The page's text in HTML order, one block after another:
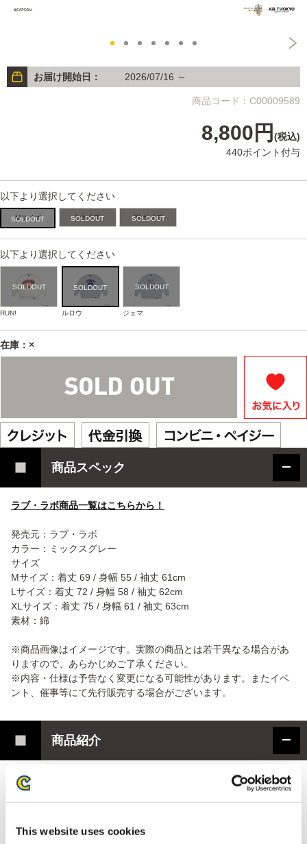
This website uses cookies
お届け開始日： 2026/07/16 ～
商品コード：C00009589
8,800円 (税込)
440ポイント付与
以下より選択してください
Mサイズ Lサイズ XLサイズ
以下より選択してください
RUN! ルロウ ジェマ
在庫：×
商品スペック
ラブ・ラボ商品一覧はこちらから！
発売元：ラブ・ラボ
カラー：ミックスグレー
サイズ
Mサイズ：着丈 69 / 身幅 55 / 袖丈 61cm
Lサイズ：着丈 72 / 身幅 58 / 袖丈 62cm
XLサイズ：着丈 75 / 身幅 61 / 袖丈 63cm
素材：綿
※商品画像はイメージです。実際の商品とは若干異なる場合があ
りますので、あらかじめご了承ください。
※内容・仕様は予告なく変更になる可能性があります。またイベ
ント、催事等にて先行販売する場合がございます。
商品紹介
フロントには、ルロウがネルスキュラにぐるぐる巻きにされてし
まうユーモラスなシーンをイラストでデザイン。
背ネック下にはハンターの拠点となる簡易キャンプをさりげなく